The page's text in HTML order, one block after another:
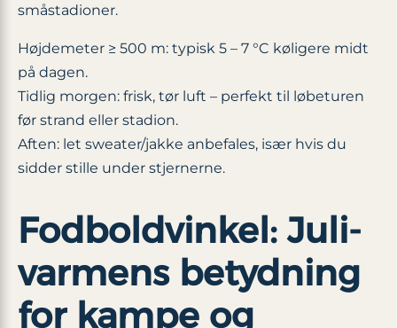
småstadioner.
Højdemeter ≥ 500 m: typisk 5 – 7 °C køligere midt
på dagen.
Tidlig morgen: frisk, tør luft – perfekt til løbeturen
før strand eller stadion.
Aften: let sweater/jakke anbefales, især hvis du
sidder stille under stjernerne.
Fodboldvinkel: Juli-
varmens betydning
for kampe og